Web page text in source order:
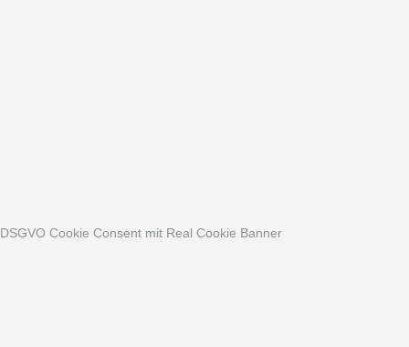
DSGVO Cookie Consent mit Real Cookie Banner